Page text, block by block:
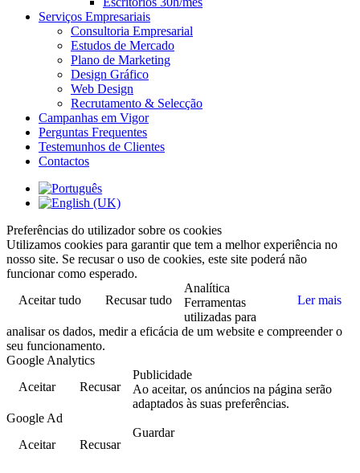
Serviços Empresariais
Consultoria Empresarial
Estudos de Mercado
Plano de Marketing
Design Gráfico
Web Design
Recrutamento & Selecção
Campanhas em Vigor
Perguntas Frequentes
Testemunhos de Clientes
Contactos
Preferências do utilizador sobre os cookies
Utilizamos cookies para garantir que tem a melhor experiência no
nosso site. Se recusar o uso de cookies, este site poderá não
funcionar como esperado.
Aceitar tudo
Recusar tudo Ler mais
Analítica
Ferramentas
utilizadas para
analisar os dados, medir a eficácia de um website e compreender o
seu funcionamento.
Google Analytics
Aceitar
Recusar
Publicidade
Ao aceitar, os anúncios na página serão
adaptados às suas preferências.
Google Ad
Aceitar
Recusar
Guardar